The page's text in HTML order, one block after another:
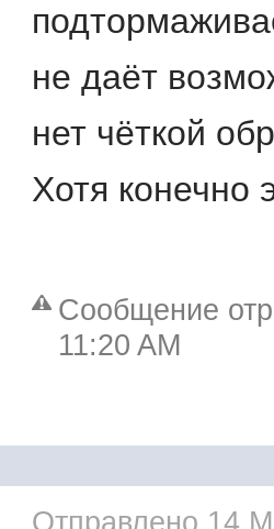
не даёт
нет чёткой
Хотя конечно
Сообщение
11:20 AM
Отправлено 14